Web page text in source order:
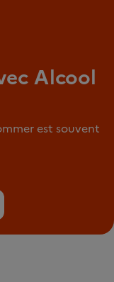
Alcool
est souvent